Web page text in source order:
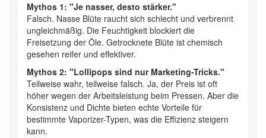
Mythos 1: "Je nasser, desto stärker."
Falsch. Nasse Blüte raucht sich schlecht und verbrennt
ungleichmäßig. Die Feuchtigkeit blockiert die
Freisetzung der Öle. Getrocknete Blüte ist chemisch
gesehen reifer und effektiver.
Mythos 2: "Lollipops sind nur Marketing-Tricks."
Teilweise wahr, teilweise falsch. Ja, der Preis ist oft
höher wegen der Arbeitsleistung beim Pressen. Aber die
Konsistenz und Dichte bieten echte Vorteile für
bestimmte Vaporizer-Typen, was die Effizienz steigern
kann.